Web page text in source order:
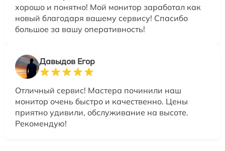
хорошо и понятно! Мой монитор заработал как
новый благодаря вашему сервису! Спасибо
большое за вашу оперативность!
Давыдов Егор
Отличный сервис! Мастера починили наш
монитор очень быстро и качественно. Цены
приятно удивили, обслуживание на высоте.
Рекомендую!